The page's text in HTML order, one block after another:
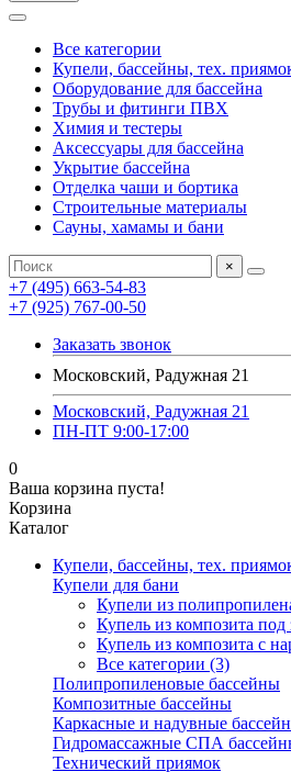
Все категории
Купели, бассейны, тех.
Оборудование для бассейна
Трубы и фитинги ПВХ
Химия и тестеры
Аксессуары для бассейна
Укрытие бассейна
Отделка чаши и бортика
Строительные материалы
Сауны, хамамы и бани
×
+7 (495) 663-54-83
+7 (925) 767-00-50
Заказать звонок
Московский, Радужная 21
Московский, Радужная 21
ПН-ПТ 9:00-17:00
0
Ваша корзина пуста!
Корзина
Каталог
Купели, бассейны, тех.
Купели для бани
Купели из
Купель из композита под
Купель из композита с
Все категории (3)
Полипропиленовые бассейны
Композитные бассейны
Каркасные и надувные
Гидромассажные СПА
Технический приямок